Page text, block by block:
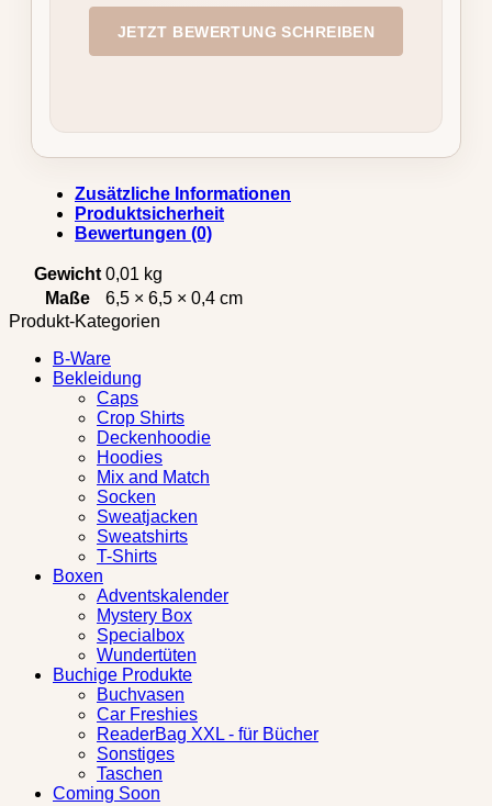
JETZT BEWERTUNG SCHREIBEN
Zusätzliche Informationen
Produktsicherheit
Bewertungen (0)
Gewicht 0,01 kg
Maße
6,5 × 6,5 × 0,4 cm
Produkt-Kategorien
B-Ware
Bekleidung
Caps
Crop Shirts
Deckenhoodie
Hoodies
Mix and Match
Socken
Sweatjacken
Sweatshirts
T-Shirts
Boxen
Adventskalender
Mystery Box
Specialbox
Wundertüten
Buchige Produkte
Buchvasen
Car Freshies
ReaderBag XXL - für Bücher
Sonstiges
Taschen
Coming Soon